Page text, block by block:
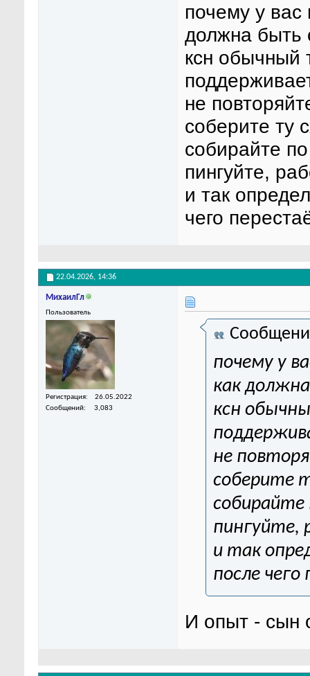
почему у
должна быть
ксн обычный
не
соберите ту
собирайте
пингуйте,
и так
чего
22.04.2026, 14:36
МихаилГл
Пользователь
Регистрация
26.05.2022
Сообщений
3,083
почему у
как
ксн
не
соберите
пингуйте,
и так
после
И опыт - сын